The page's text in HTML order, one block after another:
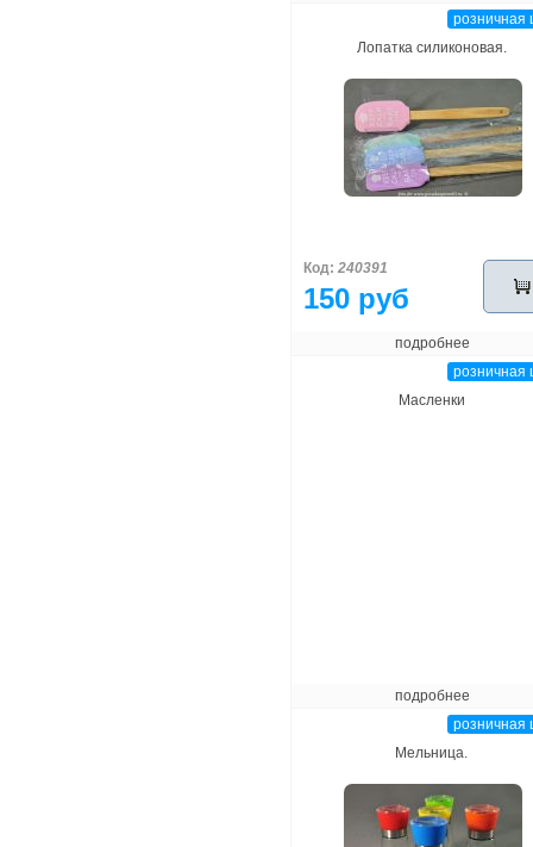
розничная
Лопатка силиконовая.
Код: 240391
150 руб
подробнее
розничная
Масленки
подробнее
розничная
Мельница.